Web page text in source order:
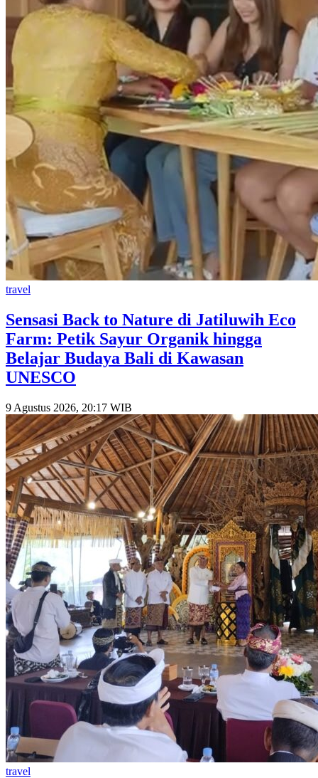
travel
Sensasi Back to Nature di Jatiluwih Eco
Farm: Petik Sayur Organik hingga
Belajar Budaya Bali di Kawasan
UNESCO
9 Agustus 2026, 20:17 WIB
travel